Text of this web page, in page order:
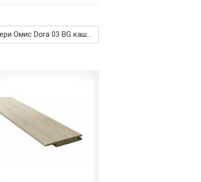
Межкомнатные двери Омис Dora 03 BG каштан европейский →